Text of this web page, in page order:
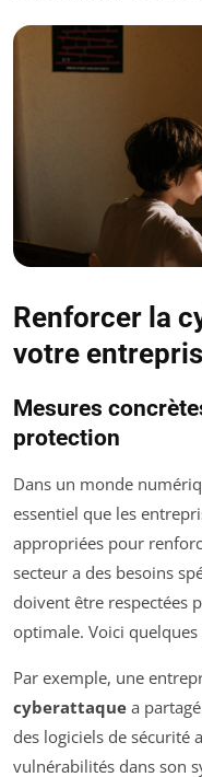
Renforcer la
votre
Mesures
protection
Dans un monde
essentiel que les
appropriées pour
secteur a des besoins
doivent être respectées
optimale. Voici
Par exemple, une
cyberattaque a
des logiciels de sécurité
vulnérabilités dans son